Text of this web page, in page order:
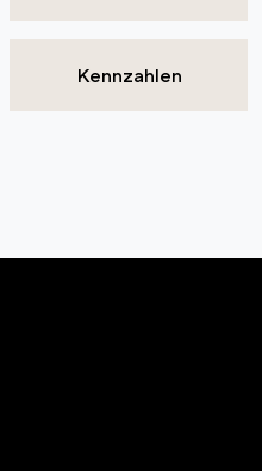
Kennzahlen